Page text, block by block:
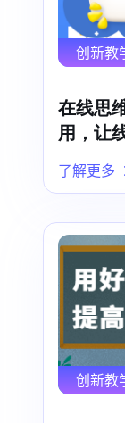
创新教
在线思
用，让
了解更多
创新教